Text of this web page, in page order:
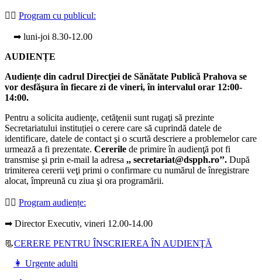
👩‍⚕️ Program cu publicul:
➡ luni-joi 8.30-12.00
AUDIENȚE
Audiențe din cadrul Direcţiei de Sănătate Publică Prahova se
vor desfăşura în fiecare zi de vineri, în intervalul orar 12:00-
14:00.
Pentru a solicita audienţe, cetăţenii sunt rugaţi să prezinte
Secretariatului instituției o cerere care să cuprindă datele de
identificare, datele de contact şi o scurtă descriere a problemelor care
urmează a fi prezentate. Cererile de primire în audienţă pot fi
transmise şi prin e-mail la adresa ,, secretariat@dspph.ro’’. După
trimiterea cererii veţi primi o confirmare cu numărul de înregistrare
alocat, împreună cu ziua şi ora programării.
👩‍⚕️ Program audiențe:
➡ Director Executiv, vineri 12.00-14.00
📃CERERE PENTRU ÎNSCRIEREA ÎN AUDIENŢĂ
👩 Urgente adulti